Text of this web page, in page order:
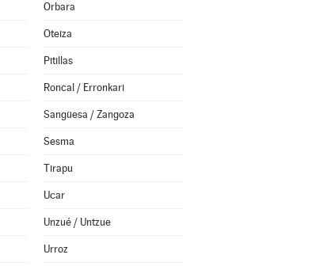
Orbara
Oteiza
Pitillas
Roncal / Erronkari
Sangüesa / Zangoza
Sesma
Tirapu
Ucar
Unzué / Untzue
Urroz